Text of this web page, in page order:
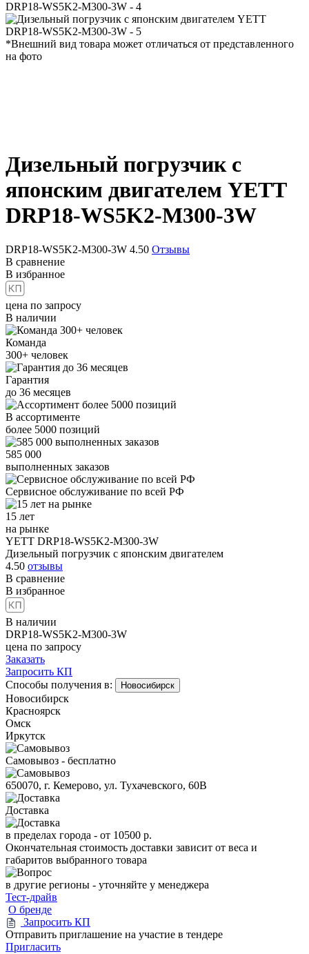
*Внешний вид товара может отличаться от представленного
на фото
Дизельный погрузчик с
японским двигателем YETT
DRP18-WS5K2-M300-3W
DRP18-WS5K2-M300-3W 4.50 Отзывы
В сравнение
В избранное
цена по запросу
В наличии
Команда
300+ человек
Гарантия
до 36 месяцев
В ассортименте
более 5000 позиций
585 000
выполненных заказов
Сервисное обслуживание по всей РФ
15 лет
на рынке
YETT DRP18-WS5K2-M300-3W
Дизельный погрузчик с японским двигателем
4.50 отзывы
В сравнение
В избранное
В наличии
DRP18-WS5K2-M300-3W
цена по запросу
Заказать
Запросить КП
Способы получения в:
Новосибирск
Новосибирск
Красноярск
Омск
Иркутск
Самовывоз - бесплатно
650070, г. Кемерово, ул. Тухачевского, 60В
Доставка
в пределах города - от 10500 р.
Окончательная стоимость доставки зависит от веса и
габаритов выбранного товара
в другие регионы - уточняйте у менеджера
Тест-драйв
О бренде
Запросить КП
Отправить приглашение на участие в тендере
Пригласить